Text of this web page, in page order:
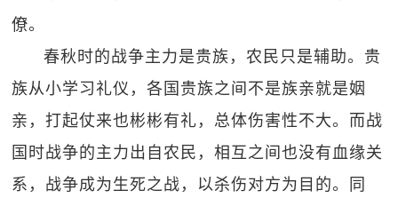
僚。
春秋时的战争主力是贵族，农民只是辅助。贵
族从小学习礼仪，各国贵族之间不是族亲就是姻
亲，打起仗来也彬彬有礼，总体伤害性不大。而战
国时战争的主力出自农民，相互之间也没有血缘关
系，战争成为生死之战，以杀伤对方为目的。同